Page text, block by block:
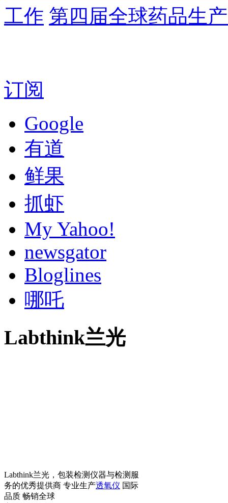
工作 第四届全球药品生
订阅
Google
有道
鲜果
抓虾
My Yahoo!
newsgator
Bloglines
哪吒
Labthink兰光
Labthink兰光，包装检测仪器与检测服
务的优秀提供商 专业生产透氧仪 国际
品质 畅销全球